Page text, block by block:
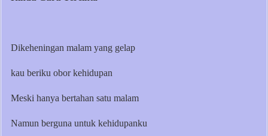
Dikeheningan malam yang gelap
kau beriku obor kehidupan
Meski hanya bertahan satu malam
Namun berguna untuk kehidupanku